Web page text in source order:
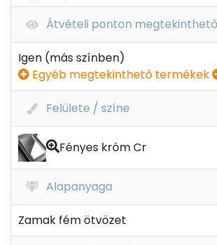
Átvételi ponton megtekinthető
Igen (más színben)
Egyéb megtekinthető termékek
Felülete / színe
Fényes króm Cr
Alapanyaga
Zamak fém ötvözet